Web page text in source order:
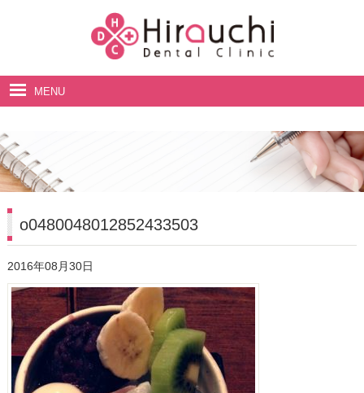
MENU
料金表
o0480048012852433503
2016年08月30日